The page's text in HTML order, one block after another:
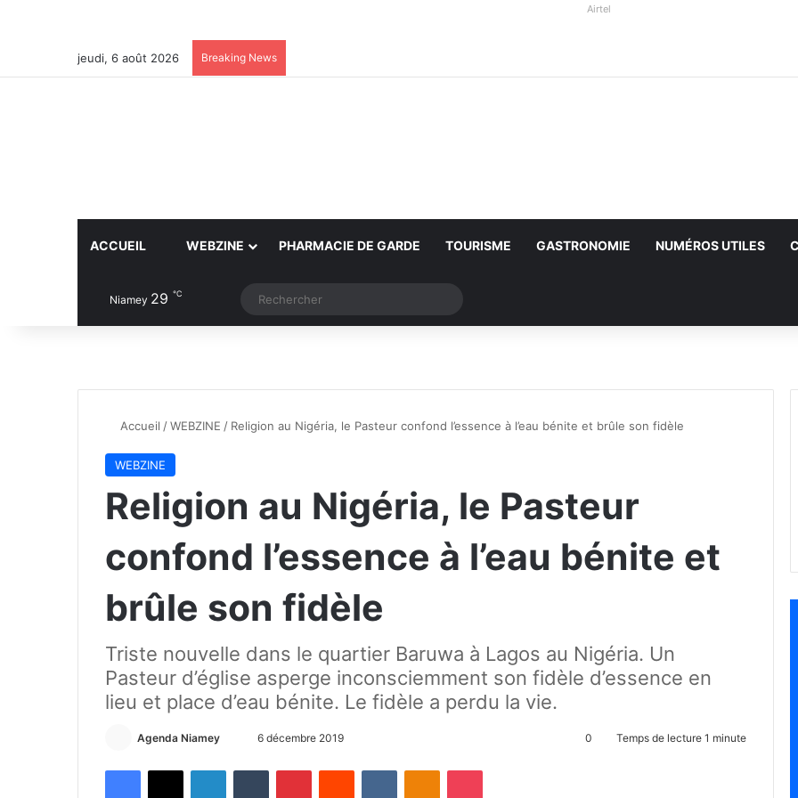
Airtel
jeudi, 6 août 2026 Breaking News
ACCUEIL WEBZINE PHARMACIE DE GARDE TOURISME GASTRONOMIE NUMÉROS UTILES
Niamey 29 ℃ Article Aléatoire
Switch skin
Accueil /WEBZINE / Religion au Nigéria, le Pasteur confond l’essence à l’eau bénite et brûle son fidèle
WEBZINE
Religion au Nigéria, le Pasteur
confond l’essence à l’eau bénite et
brûle son fidèle
Triste nouvelle dans le quartier Baruwa à Lagos au Nigéria. Un
Pasteur d’église asperge inconsciemment son fidèle d’essence en
lieu et place d’eau bénite. Le fidèle a perdu la vie.
Agenda Niamey 6 décembre 2019 0 Temps de lecture 1 minute